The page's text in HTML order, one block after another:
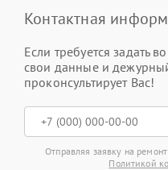
Контактная
Если требуется задать
свои данные и
проконсультирует Вас!
Отправляя заявку на
Политикой